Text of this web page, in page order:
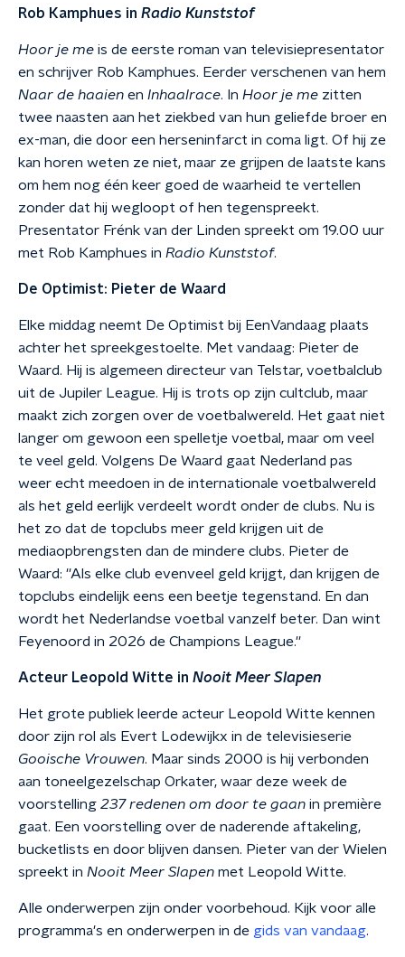
Rob Kamphues in Radio Kunststof
Hoor je me is de eerste roman van televisiepresentator
en schrijver Rob Kamphues. Eerder verschenen van hem
Naar de haaien en Inhaalrace. In Hoor je me zitten
twee naasten aan het ziekbed van hun geliefde broer en
ex-man, die door een herseninfarct in coma ligt. Of hij ze
kan horen weten ze niet, maar ze grijpen de laatste kans
om hem nog één keer goed de waarheid te vertellen
zonder dat hij wegloopt of hen tegenspreekt.
Presentator Frénk van der Linden spreekt om 19.00 uur
met Rob Kamphues in Radio Kunststof.
De Optimist: Pieter de Waard
Elke middag neemt De Optimist bij EenVandaag plaats
achter het spreekgestoelte. Met vandaag: Pieter de
Waard. Hij is algemeen directeur van Telstar, voetbalclub
uit de Jupiler League. Hij is trots op zijn cultclub, maar
maakt zich zorgen over de voetbalwereld. Het gaat niet
langer om gewoon een spelletje voetbal, maar om veel
te veel geld. Volgens De Waard gaat Nederland pas
weer echt meedoen in de internationale voetbalwereld
als het geld eerlijk verdeelt wordt onder de clubs. Nu is
het zo dat de topclubs meer geld krijgen uit de
mediaopbrengsten dan de mindere clubs. Pieter de
Waard: ''Als elke club evenveel geld krijgt, dan krijgen de
topclubs eindelijk eens een beetje tegenstand. En dan
wordt het Nederlandse voetbal vanzelf beter. Dan wint
Feyenoord in 2026 de Champions League.''
Acteur Leopold Witte in Nooit Meer Slapen
Het grote publiek leerde acteur Leopold Witte kennen
door zijn rol als Evert Lodewijkx in de televisieserie
Gooische Vrouwen. Maar sinds 2000 is hij verbonden
aan toneelgezelschap Orkater, waar deze week de
voorstelling 237 redenen om door te gaan in première
gaat. Een voorstelling over de naderende aftakeling,
bucketlists en door blijven dansen. Pieter van der Wielen
spreekt in Nooit Meer Slapen met Leopold Witte.
Alle onderwerpen zijn onder voorbehoud. Kijk voor alle
programma's en onderwerpen in de gids van vandaag.